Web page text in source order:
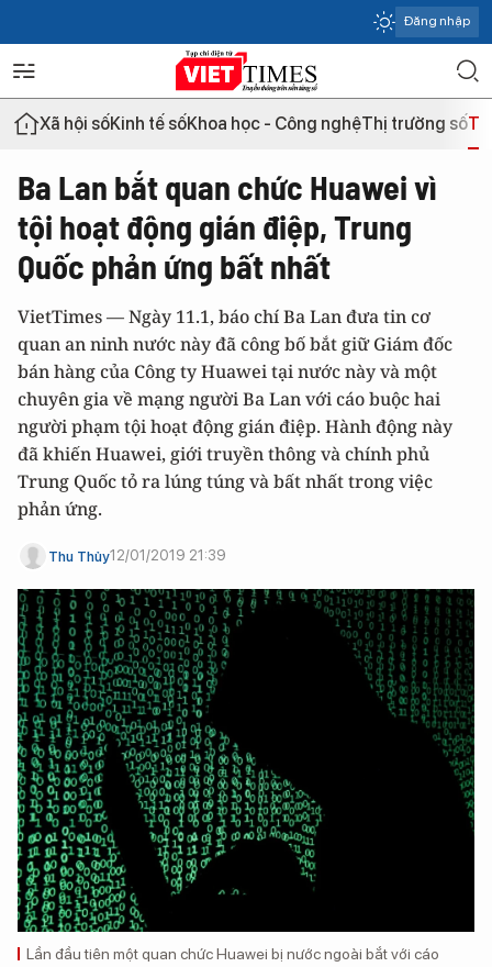
Đăng nhập
Xã hội sốKinh tế sốKhoa học - Công nghệThị trường số
Ba Lan bắt quan chức Huawei vì
tội hoạt động gián điệp, Trung
Quốc phản ứng bất nhất
VietTimes — Ngày 11.1, báo chí Ba Lan đưa tin cơ
quan an ninh nước này đã công bố bắt giữ Giám đốc
bán hàng của Công ty Huawei tại nước này và một
chuyên gia về mạng người Ba Lan với cáo buộc hai
người phạm tội hoạt động gián điệp. Hành động này
đã khiến Huawei, giới truyền thông và chính phủ
Trung Quốc tỏ ra lúng túng và bất nhất trong việc
phản ứng.
Thu Thủy12/01/2019 21:39
Lần đầu tiên một quan chức Huawei bị nước ngoài bắt với cáo